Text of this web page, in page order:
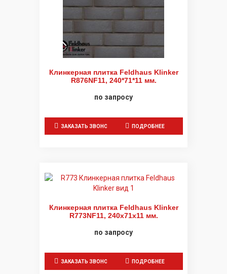
Клинкерная плитка Feldhaus Klinker
R876NF11, 240*71*11 мм.
по запросу
ЗАКАЗАТЬ ЗВОНОК ПОДРОБНЕЕ
Клинкерная плитка Feldhaus Klinker
R773NF11, 240x71x11 мм.
по запросу
ЗАКАЗАТЬ ЗВОНОК ПОДРОБНЕЕ